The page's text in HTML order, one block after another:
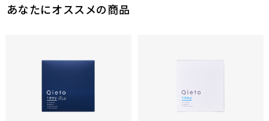
あなたにオススメの商品